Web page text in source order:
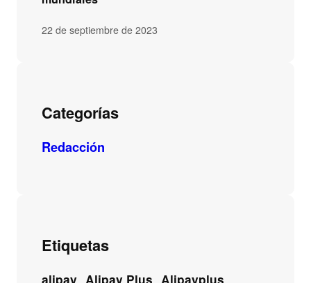
22 de septiembre de 2023
Categorías
Redacción
Etiquetas
alipay Alipay Plus Alipayplus